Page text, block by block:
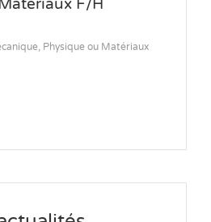
Physique ou Matériaux